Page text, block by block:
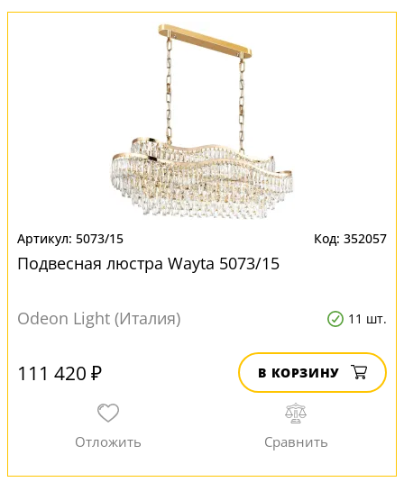
5073/15 352057
Подвесная люстра Wayta 5073/15
Odeon Light (Италия) 11 шт.
111 420 ₽ В КОРЗИНУ